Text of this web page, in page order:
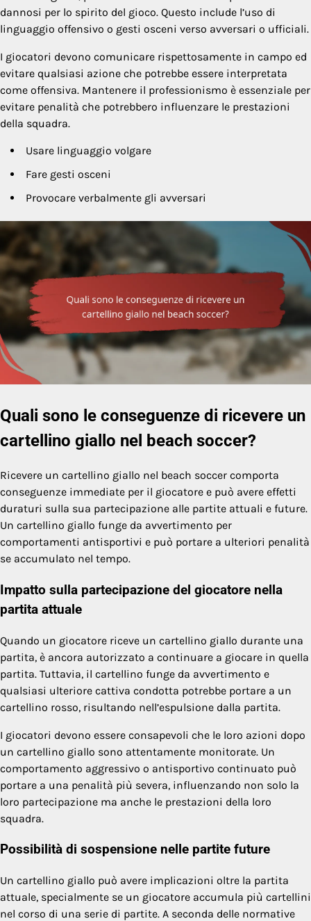
dannosi per lo spirito del gioco. Questo include l’uso di
linguaggio offensivo o gesti osceni verso avversari o ufficiali.
I giocatori devono comunicare rispettosamente in campo ed
evitare qualsiasi azione che potrebbe essere interpretata
come offensiva. Mantenere il professionismo è essenziale per
evitare penalità che potrebbero influenzare le prestazioni
della squadra.
Usare linguaggio volgare
Fare gesti osceni
Provocare verbalmente gli avversari
Quali sono le conseguenze di ricevere un
cartellino giallo nel beach soccer?
Ricevere un cartellino giallo nel beach soccer comporta
conseguenze immediate per il giocatore e può avere effetti
duraturi sulla sua partecipazione alle partite attuali e future.
Un cartellino giallo funge da avvertimento per
comportamenti antisportivi e può portare a ulteriori penalità
se accumulato nel tempo.
Impatto sulla partecipazione del giocatore nella
partita attuale
Quando un giocatore riceve un cartellino giallo durante una
partita, è ancora autorizzato a continuare a giocare in quella
partita. Tuttavia, il cartellino funge da avvertimento e
qualsiasi ulteriore cattiva condotta potrebbe portare a un
cartellino rosso, risultando nell’espulsione dalla partita.
I giocatori devono essere consapevoli che le loro azioni dopo
un cartellino giallo sono attentamente monitorate. Un
comportamento aggressivo o antisportivo continuato può
portare a una penalità più severa, influenzando non solo la
loro partecipazione ma anche le prestazioni della loro
squadra.
Possibilità di sospensione nelle partite future
Un cartellino giallo può avere implicazioni oltre la partita
attuale, specialmente se un giocatore accumula più cartellini
nel corso di una serie di partite. A seconda delle normative